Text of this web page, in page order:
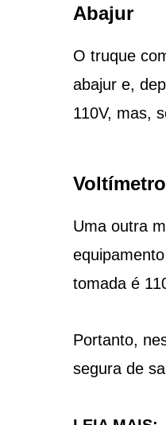
Abajur
O truque
abajur e,
110V, mas,
Voltímetro
Uma outra
tomada é
Portanto,
segura de